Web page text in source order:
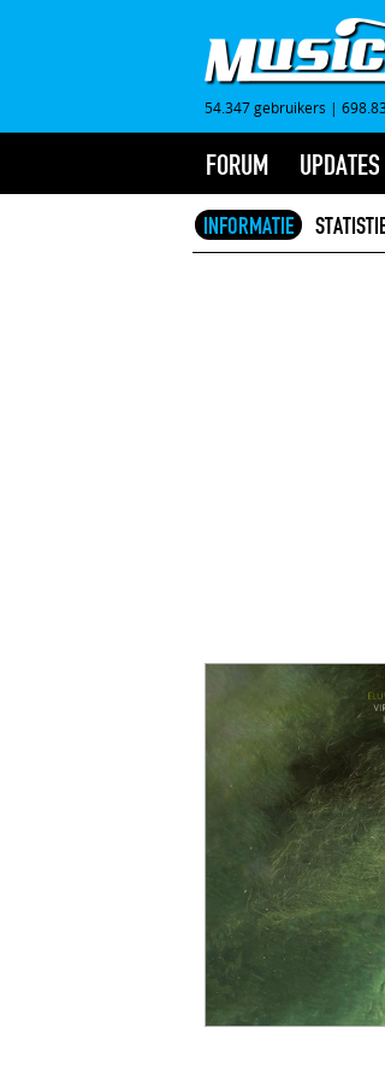
54.347 gebruikers |
FORUM UPDATES
INFORMATIE